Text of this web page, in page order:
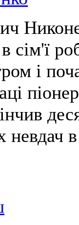
сім'ї
і
невдач